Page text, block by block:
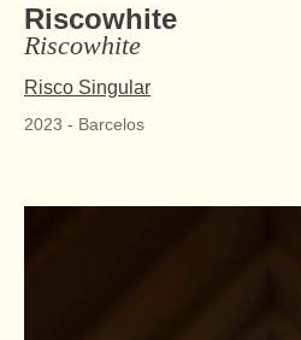
Riscowhite
Riscowhite
Risco Singular
2023 - Barcelos